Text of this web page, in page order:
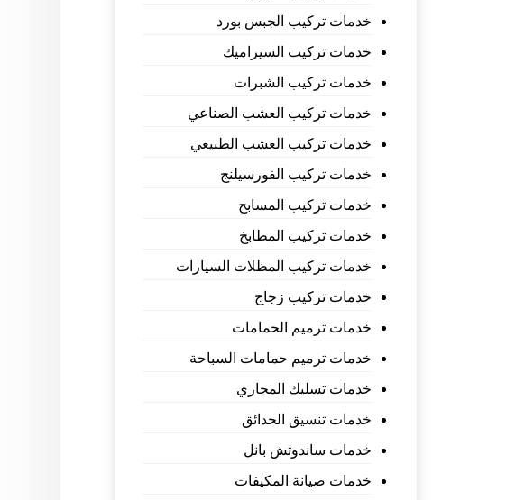
خدمات تركيب الجبس بورد
خدمات تركيب السيراميك
خدمات تركيب الشبرات
خدمات تركيب العشب الصناعي
خدمات تركيب العشب الطبيعي
خدمات تركيب الفورسيلنج
خدمات تركيب المسابح
خدمات تركيب المطابخ
خدمات تركيب المظلات السيارات
خدمات تركيب زجاج
خدمات ترميم الحمامات
خدمات ترميم حمامات السباحة
خدمات تسليك المجاري
خدمات تنسيق الحدائق
خدمات ساندوتش بانل
خدمات صيانة المكيفات